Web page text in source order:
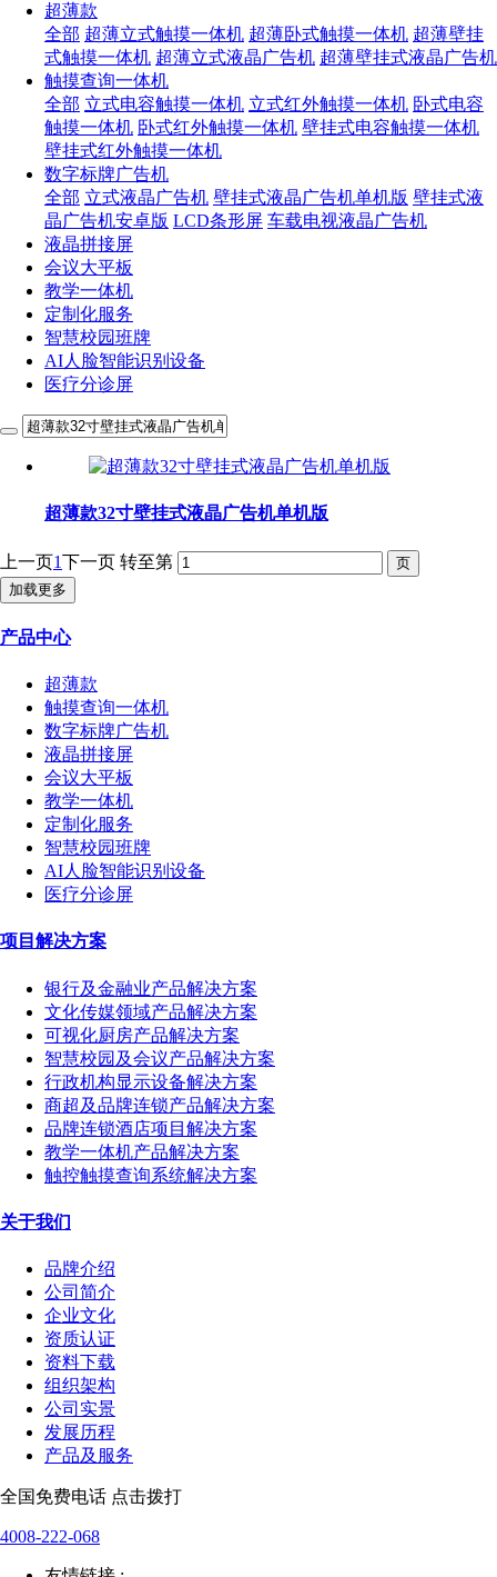
超薄款
全部 超薄立式触摸一体机 超薄卧式触摸一体机 超薄壁挂
式触摸一体机 超薄立式液晶广告机 超薄壁挂式液晶广告机
触摸查询一体机
全部 立式电容触摸一体机 立式红外触摸一体机 卧式电容
触摸一体机 卧式红外触摸一体机 壁挂式电容触摸一体机
壁挂式红外触摸一体机
数字标牌广告机
全部 立式液晶广告机 壁挂式液晶广告机单机版 壁挂式液
晶广告机安卓版 LCD条形屏 车载电视液晶广告机
液晶拼接屏
会议大平板
教学一体机
定制化服务
智慧校园班牌
AI人脸智能识别设备
医疗分诊屏
超薄款32寸壁挂式液晶广告机单机版
上一页1下一页 转至第
加载更多
产品中心
超薄款
触摸查询一体机
数字标牌广告机
液晶拼接屏
会议大平板
教学一体机
定制化服务
智慧校园班牌
AI人脸智能识别设备
医疗分诊屏
项目解决方案
银行及金融业产品解决方案
文化传媒领域产品解决方案
可视化厨房产品解决方案
智慧校园及会议产品解决方案
行政机构显示设备解决方案
商超及品牌连锁产品解决方案
品牌连锁酒店项目解决方案
教学一体机产品解决方案
触控触摸查询系统解决方案
关于我们
品牌介绍
公司简介
企业文化
资质认证
资料下载
组织架构
公司实景
发展历程
产品及服务
全国免费电话 点击拨打
4008-222-068